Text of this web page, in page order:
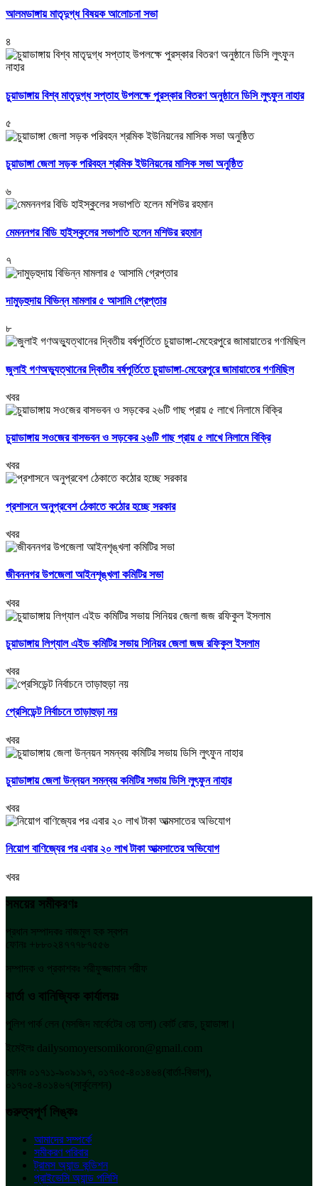
আলমডাঙ্গায় মাতৃদুগ্ধ বিষয়ক আলোচনা সভা
৪
চুয়াডাঙ্গায় বিশ্ব মাতৃদুগ্ধ সপ্তাহ উপলক্ষে পুরস্কার বিতরণ অনুষ্ঠানে ডিসি লুৎফুন নাহার
৫
চুয়াডাঙ্গা জেলা সড়ক পরিবহন শ্রমিক ইউনিয়নের মাসিক সভা অনুষ্ঠিত
৬
মেমননগর বিডি হাইস্কুলের সভাপতি হলেন মশিউর রহমান
৭
দামুড়হুদায় বিভিন্ন মামলার ৫ আসামি গ্রেপ্তার
৮
জুলাই গণঅভ্যুত্থানের দ্বিতীয় বর্ষপূর্তিতে চুয়াডাঙ্গা-মেহেরপুরে জামায়াতের গণমিছিল
খবর
চুয়াডাঙ্গায় সওজের বাসভবন ও সড়কের ২৬টি গাছ প্রায় ৫ লাখে নিলামে বিক্রি
খবর
প্রশাসনে অনুপ্রবেশ ঠেকাতে কঠোর হচ্ছে সরকার
খবর
জীবননগর উপজেলা আইনশৃঙ্খলা কমিটির সভা
খবর
চুয়াডাঙ্গায় লিগ্যাল এইড কমিটির সভায় সিনিয়র জেলা জজ রফিকুল ইসলাম
খবর
প্রেসিডেন্ট নির্বাচনে তাড়াহুড়া নয়
খবর
চুয়াডাঙ্গায় জেলা উন্নয়ন সমন্বয় কমিটির সভায় ডিসি লুৎফুন নাহার
খবর
নিয়োগ বাণিজ্যের পর এবার ২০ লাখ টাকা আত্মসাতের অভিযোগ
খবর
সময়ের সমীকরণঃ
প্রধান সম্পাদকঃ নাজমুল হক স্বপন
ফোনঃ +৮৮০২৪৭৭৭৮৭৫৫৬
সম্পাদক ও প্রকাশকঃ শরীফুজ্জামান শরীফ
বার্তা ও বানিজ্যিক কার্যালয়ঃ
পুলিশ পার্ক লেন (মসজিদ মার্কেটের ৩য় তলা) কোর্ট রোড, চুয়াডাঙ্গা।
ইমেইলঃ dailysomoyersomikoron@gmail.com
ফোনঃ ০১৭১১-৯০৯১৯৭, ০১৭০৫-৪০১৪৬৪(বার্তা-বিভাগ),
০১৭০৫-৪০১৪৬৭(সার্কুলেশন)
গুরুত্বপূর্ণ লিঙ্কঃ
আমাদের সম্পর্কে
সমীকরণ পরিবার
ট্রামস অ্যান্ড কন্ডিশন
প্রাইভেসি অ্যান্ড পলিসি